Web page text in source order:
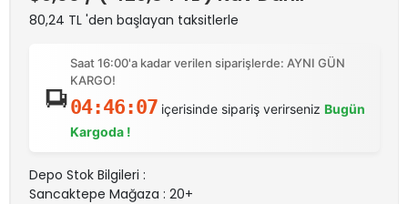
80,24 TL 'den başlayan taksitlerle
Saat 16:00'a kadar verilen siparişlerde: AYNI GÜN
KARGO!
04:46:07 içerisinde sipariş verirseniz Bugün
Kargoda !
Depo Stok Bilgileri :
Sancaktepe Mağaza : 20+